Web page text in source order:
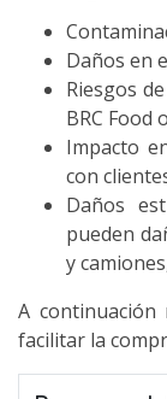
Daños en
Riesgos
BRC Food
Impacto
con
Daños
pueden
y
A
facilitar la